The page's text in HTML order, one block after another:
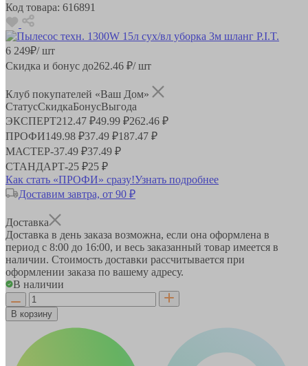
Код товара: 616891
6 249₽/ шт
Скидка и бонус до262.46 ₽/ шт
Клуб покупателей «Ваш Дом»
СтатусСкидкаБонусВыгода
ЭКСПЕРТ212.47 ₽49.99 ₽262.46 ₽
ПРОФИ149.98 ₽37.49 ₽187.47 ₽
МАСТЕР-37.49 ₽37.49 ₽
СТАНДАРТ-25 ₽25 ₽
Как стать «ПРОФИ» сразу!Узнать подробнее
Доставим завтра, от 90 ₽
Доставка
Доставка в день заказа возможна, если она оформлена в
период с 8:00 до 16:00, и весь заказанный товар имеется в
наличии. Стоимость доставки рассчитывается при
оформлении заказа по вашему адресу.
В наличии
В корзину